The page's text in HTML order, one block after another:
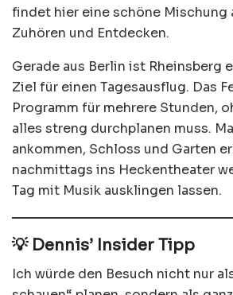
findet hier eine schöne Mischung
Zuhören und Entdecken.
Gerade aus Berlin ist Rheinsberg
Ziel für einen Tagesausflug. Das
Programm für mehrere Stunden,
alles streng durchplanen muss.
ankommen, Schloss und Garten
nachmittags ins Heckentheater
Tag mit Musik ausklingen lassen.
💡 Dennis’ Insider Tipp
Ich würde den Besuch nicht nur